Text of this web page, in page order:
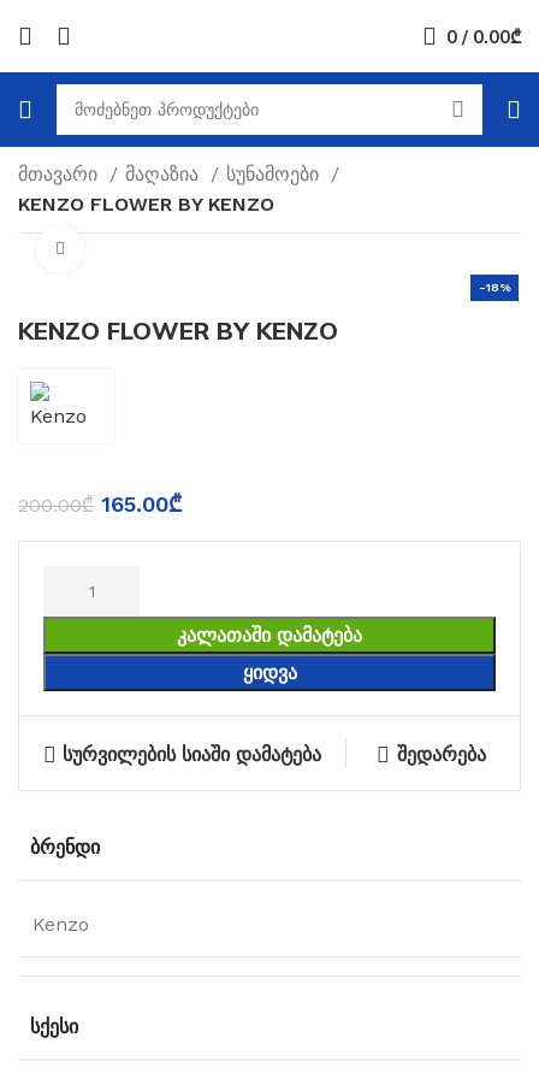
0 / 0.00₾
მთავარი მაღაზია
სუნამოები
KENZO FLOWER BY KENZO
-18%
KENZO FLOWER BY KENZO
200.00₾ 165.00₾
ᲙᲐᲚᲐᲗᲐᲨᲘ ᲓᲐᲛᲐᲢᲔᲑᲐ
ᲧᲘᲓᲕᲐ
სურვილების სიაში დამატება შედარება
ᲑᲠᲔᲜᲓᲘ
Kenzo
ᲡᲥᲔᲡᲘ